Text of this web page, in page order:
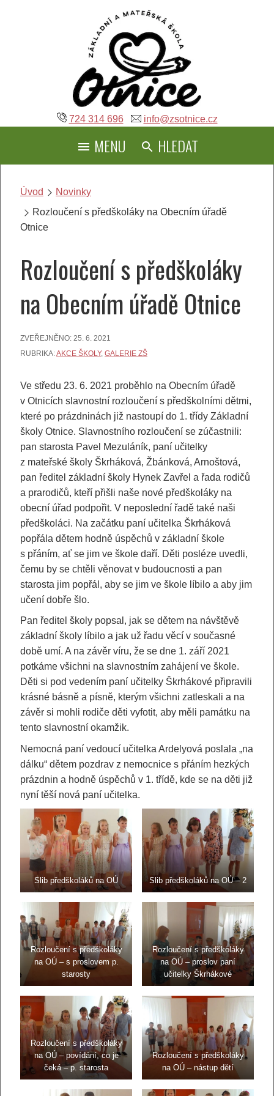
724 314 696 info@zsotnice.cz
MENU HLEDAT
Úvod
Novinky
Rozloučení s předškoláky na Obecním úřadě
Otnice
Rozloučení s předškoláky
na Obecním úřadě Otnice
ZVEŘEJNĚNO: 25. 6. 2021
RUBRIKA:AKCE ŠKOLY, GALERIE ZŠ
Ve středu 23. 6. 2021 proběhlo na Obecním úřadě
v Otnicích slavnostní rozloučení s předškolními dětmi,
které po prázdninách již nastoupí do 1. třídy Základní
školy Otnice. Slavnostního rozloučení se zúčastnili:
pan starosta Pavel Mezuláník, paní učitelky
z mateřské školy Škrháková, Žbánková, Arnoštová,
pan ředitel základní školy Hynek Zavřel a řada rodičů
a prarodičů, kteří přišli naše nové předškoláky na
obecní úřad podpořit. V neposlední řadě také naši
předškoláci. Na začátku paní učitelka Škrháková
popřála dětem hodně úspěchů v základní škole
s přáním, ať se jim ve škole daří. Děti posléze uvedli,
čemu by se chtěli věnovat v budoucnosti a pan
starosta jim popřál, aby se jim ve škole líbilo a aby jim
učení dobře šlo.
Pan ředitel školy popsal, jak se dětem na návštěvě
základní školy líbilo a jak už řadu věcí v současné
době umí. A na závěr víru, že se dne 1. září 2021
potkáme všichni na slavnostním zahájení ve škole.
Děti si pod vedením paní učitelky Škrhákové připravili
krásné básně a písně, kterým všichni zatleskali a na
závěr si mohli rodiče děti vyfotit, aby měli památku na
tento slavnostní okamžik.
Nemocná paní vedoucí učitelka Ardelyová poslala „na
dálku“ dětem pozdrav z nemocnice s přáním hezkých
prázdnin a hodně úspěchů v 1. třídě, kde se na děti již
nyní těší nová paní učitelka.
Slib předškoláků na OÚ Slib předškoláků na OÚ – 2
Rozloučení s předškoláky
na OÚ – s proslovem p.
starosty
Rozloučení s předškoláky
na OÚ – proslov paní
učitelky Škrhákové
Rozloučení s předškoláky
na OÚ – povídání, co je
čeká – p. starosta
Rozloučení s předškoláky
na OÚ – nástup dětí